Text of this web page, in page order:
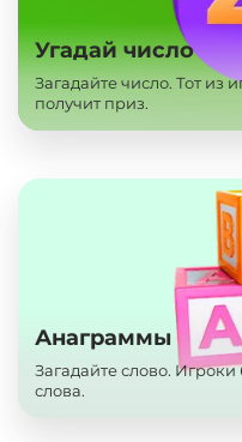
Угадай число
Загадайте число. Тот из
получит приз.
Анаграммы
Загадайте слово. Игроки
слова.